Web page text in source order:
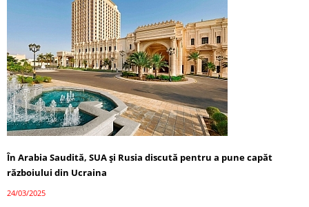
În Arabia Saudită, SUA și Rusia discută pentru a pune capăt
războiului din Ucraina
24/03/2025